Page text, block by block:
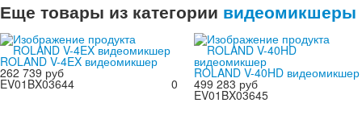
Еще товары из категории видеомикшеры
ROLAND V-4EX видеомикшер
262 739 руб
0
EV01BX03644
ROLAND V-40HD видеомикшер
499 283 руб
EV01BX03645